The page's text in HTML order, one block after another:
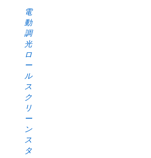
電
動
調
光
ロ
ー
ル
ス
ク
リ
ー
ン
ス
タ